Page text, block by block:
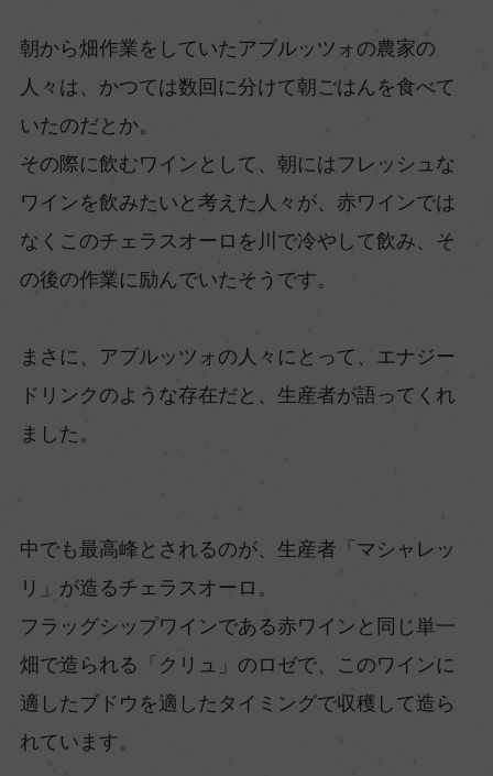
朝から畑作業をしていたアブルッツォの農家の
人々は、かつては数回に分けて朝ごはんを食べて
いたのだとか。
その際に飲むワインとして、朝にはフレッシュな
ワインを飲みたいと考えた人々が、赤ワインでは
なくこのチェラスオーロを川で冷やして飲み、そ
の後の作業に励んでいたそうです。
まさに、アブルッツォの人々にとって、エナジー
ドリンクのような存在だと、生産者が語ってくれ
ました。
中でも最高峰とされるのが、生産者「マシャレッ
リ」が造るチェラスオーロ。
フラッグシップワインである赤ワインと同じ単一
畑で造られる「クリュ」のロゼで、このワインに
適したブドウを適したタイミングで収穫して造ら
れています。